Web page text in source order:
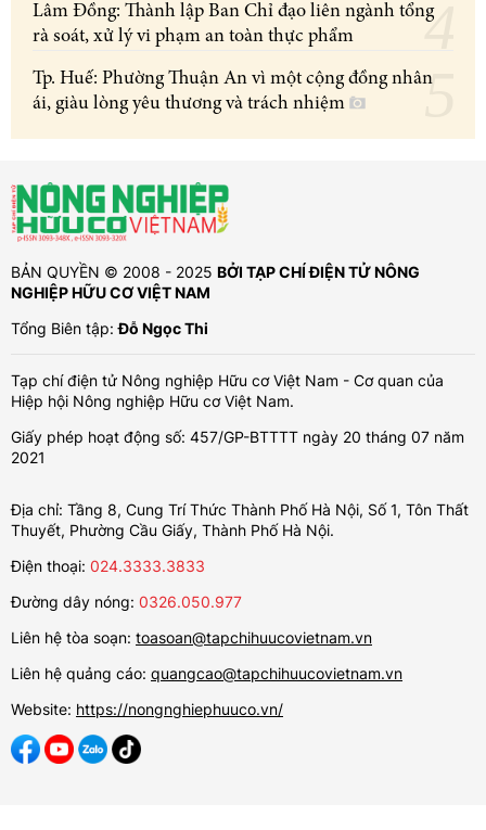
Lâm Đồng: Thành lập Ban Chỉ đạo liên ngành tổng
rà soát, xử lý vi phạm an toàn thực phẩm
Tp. Huế: Phường Thuận An vì một cộng đồng nhân
ái, giàu lòng yêu thương và trách nhiệm
BẢN QUYỀN © 2008 - 2025 BỞI TẠP CHÍ ĐIỆN TỬ NÔNG
NGHIỆP HỮU CƠ VIỆT NAM
Tổng Biên tập:Đỗ Ngọc Thi
Tạp chí điện tử Nông nghiệp Hữu cơ Việt Nam - Cơ quan của
Hiệp hội Nông nghiệp Hữu cơ Việt Nam.
Giấy phép hoạt động số: 457/GP-BTTTT ngày 20 tháng 07 năm
2021
Địa chỉ: Tầng 8, Cung Trí Thức Thành Phố Hà Nội, Số 1, Tôn Thất
Thuyết, Phường Cầu Giấy, Thành Phố Hà Nội.
Điện thoại: 024.3333.3833
Đường dây nóng: 0326.050.977
Liên hệ tòa soạn: toasoan@tapchihuucovietnam.vn
Liên hệ quảng cáo: quangcao@tapchihuucovietnam.vn
Website: https://nongnghiephuuco.vn/